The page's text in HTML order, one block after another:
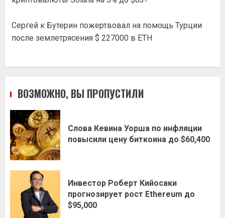
Сергей к Бутерин пожертвовал на помощь Турции
после землетрясения $ 227000 в ETH
ВОЗМОЖНО, ВЫ ПРОПУСТИЛИ
Слова Кевина Уорша по инфляции
повысили цену биткоина до $60,400
Инвестор Роберт Кийосаки
прогнозирует рост Ethereum до
$95,000